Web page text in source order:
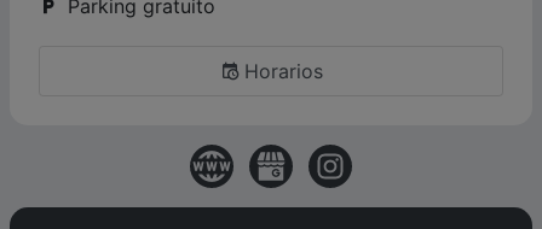
Parking gratuito
Horarios